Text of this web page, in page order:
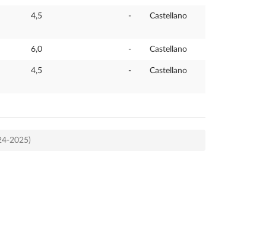
4,5 - Castellano
6,0 - Castellano
4,5 - Castellano
2025)